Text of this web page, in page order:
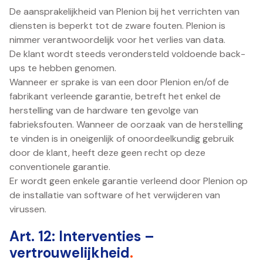
De aansprakelijkheid van Plenion bij het verrichten van
diensten is beperkt tot de zware fouten. Plenion is
nimmer verantwoordelijk voor het verlies van data.
De klant wordt steeds verondersteld voldoende back-
ups te hebben genomen.
Wanneer er sprake is van een door Plenion en/of de
fabrikant verleende garantie, betreft het enkel de
herstelling van de hardware ten gevolge van
fabrieksfouten. Wanneer de oorzaak van de herstelling
te vinden is in oneigenlijk of onoordeelkundig gebruik
door de klant, heeft deze geen recht op deze
conventionele garantie.
Er wordt geen enkele garantie verleend door Plenion op
de installatie van software of het verwijderen van
virussen.
Art. 12: Interventies –
vertrouwelijkheid.